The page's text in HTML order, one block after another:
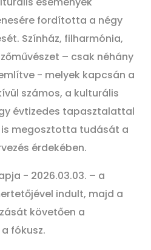
fordította a négy
Színház, filharmónia,
– csak néhány
- melyek kapcsán a
számos, a kulturális
évtizedes tapasztalattal
is megosztotta tudását a
érdekében.
- 2026.03.03. – a
indult, majd a
követően a
fókusz.